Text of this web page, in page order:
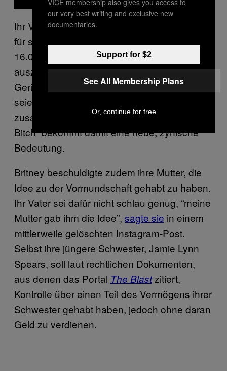
Ihr Vater Jamie Spears habe sich laut
für seine Rolle als Vormund jeden Monat
16.000 Dollar vom Geld seiner Tochter
auszahlen lassen. Das gehe aus
Gerichtsdokumenten hervor. In zwölf Jahren
seien so 2,4 Millionen Dollar
zusammengekommen. Britneys Song “Work
Bitch” bekommt damit eine neue, zynische
Bedeutung.
Britney beschuldigte zudem ihre Mutter, die
Idee zu der Vormundschaft gehabt zu haben.
Ihr Vater sei dafür nicht schlau genug, “meine
Mutter gab ihm die Idee”, sagte sie in einem
mittlerweile gelöschten Instagram-Post.
Selbst ihre jüngere Schwester, Jamie Lynn
Spears, soll laut rechtlichen Dokumenten,
aus denen das Portal The Blastzitiert,
Kontrolle über einen Teil des Vermögens ihrer
Schwester gehabt haben, jedoch ohne daran
Geld zu verdienen.
our very best writing and exclusive new
documentaries.
Support for $2
See All Membership Plans
Or, continue for free